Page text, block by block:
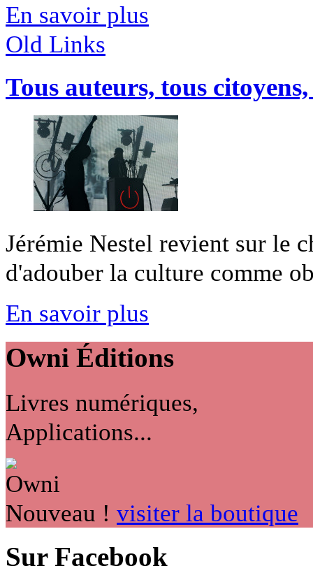
En savoir plus
Old Links
Tous auteurs, tous
Jérémie Nestel revient sur le
d'adouber la culture comme
En savoir plus
Owni Éditions
Livres numériques,
Applications...
Nouveau ! visiter la boutique
Sur Facebook